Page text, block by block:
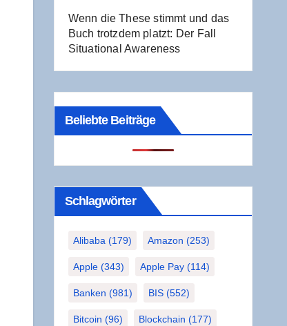
Wenn die The­se stimmt und das
Buch trotz­dem platzt: Der Fall
Situa­tio­nal Awareness
Beliebte Beiträge
Schlag­wör­ter
Alibaba (179) Amazon (253)
Apple(343) Apple Pay(114)
Banken (981) BIS(552)
Bitcoin (96) Blockchain (177)